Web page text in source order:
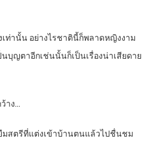
ท่านั้น อย่างไรชาตินี้ก็พลาดหญิงงาม
บุญตาอีกเช่นนั้นก็เป็นเรื่องน่าเสียดาย
าง…
สตรีที่แต่งเข้าบ้านตนแล้วไปชื่นชม